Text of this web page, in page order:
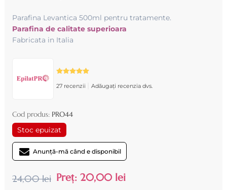
Parafina Levantica 500ml pentru tratamente.
Parafina de calitate superioara
Fabricata in Italia
27 recenzii Adăugați recenzia dvs.
Cod produs: PRO44
Stoc epuizat
Anunță-mă când e disponibil
24,00 lei Preț: 20,00 lei